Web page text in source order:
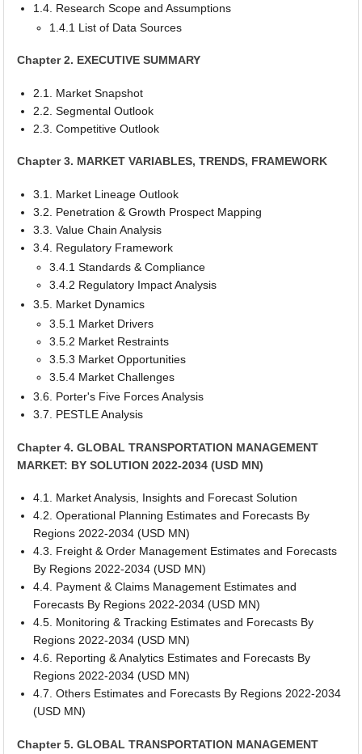
1.4. Research Scope and Assumptions
1.4.1 List of Data Sources
Chapter 2. EXECUTIVE SUMMARY
2.1. Market Snapshot
2.2. Segmental Outlook
2.3. Competitive Outlook
Chapter 3. MARKET VARIABLES, TRENDS, FRAMEWORK
3.1. Market Lineage Outlook
3.2. Penetration & Growth Prospect Mapping
3.3. Value Chain Analysis
3.4. Regulatory Framework
3.4.1 Standards & Compliance
3.4.2 Regulatory Impact Analysis
3.5. Market Dynamics
3.5.1 Market Drivers
3.5.2 Market Restraints
3.5.3 Market Opportunities
3.5.4 Market Challenges
3.6. Porter's Five Forces Analysis
3.7. PESTLE Analysis
Chapter 4. GLOBAL TRANSPORTATION MANAGEMENT
MARKET: BY SOLUTION 2022-2034 (USD MN)
4.1. Market Analysis, Insights and Forecast Solution
4.2. Operational Planning Estimates and Forecasts By
Regions 2022-2034 (USD MN)
4.3. Freight & Order Management Estimates and Forecasts
By Regions 2022-2034 (USD MN)
4.4. Payment & Claims Management Estimates and
Forecasts By Regions 2022-2034 (USD MN)
4.5. Monitoring & Tracking Estimates and Forecasts By
Regions 2022-2034 (USD MN)
4.6. Reporting & Analytics Estimates and Forecasts By
Regions 2022-2034 (USD MN)
4.7. Others Estimates and Forecasts By Regions 2022-2034
(USD MN)
Chapter 5. GLOBAL TRANSPORTATION MANAGEMENT